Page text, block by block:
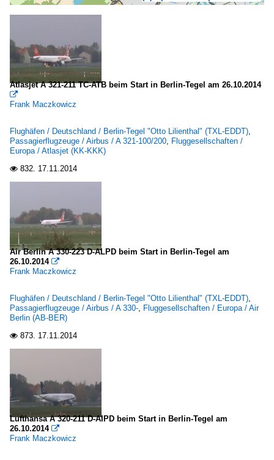
Atlasjet A 321-211 TC-ATB beim Start in Berlin-Tegel am 26.10.2014

Frank Maczkowicz
Flughäfen / Deutschland / Berlin-Tegel "Otto Lilienthal" (TXL-EDDT),
Passagierflugzeuge / Airbus / A 321-100/200, Fluggesellschaften /
Europa / Atlasjet (KK-KKK)
 832. 17.11.2014
Air Berlin A 330-223 D-ALPD beim Start in Berlin-Tegel am
26.10.2014 
Frank Maczkowicz
Flughäfen / Deutschland / Berlin-Tegel "Otto Lilienthal" (TXL-EDDT),
Passagierflugzeuge / Airbus / A 330-, Fluggesellschaften / Europa / Air
Berlin (AB-BER)
 873. 17.11.2014
Lufthansa A 320-211 D-AIPD beim Start in Berlin-Tegel am
26.10.2014 
Frank Maczkowicz